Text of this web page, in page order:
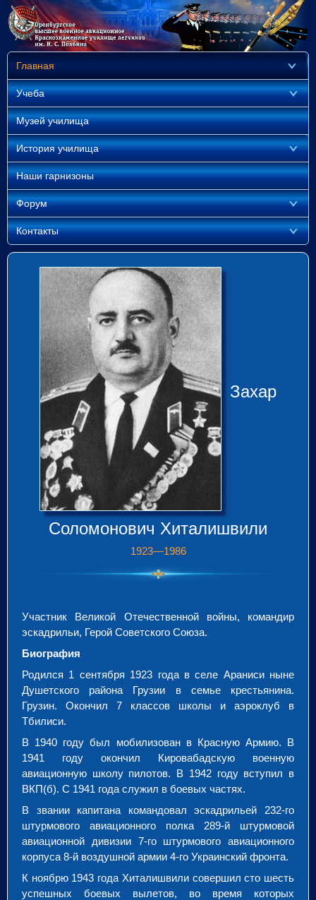
Главная
Учеба
Музей училища
История училища
Наши гарнизоны
Форум
Контакты
Захар
Соломонович Хиталишвили
1923—1986
Участник Великой Отечественной войны, командир
эскадрильи, Герой Советского Союза.
Биография
Родился 1 сентября 1923 года в селе Араниси ныне
Душетского района Грузии в семье крестьянина.
Грузин. Окончил 7 классов школы и аэроклуб в
Тбилиси.
В 1940 году был мобилизован в Красную Армию. В
1941 году окончил Кировабадскую военную
авиационную школу пилотов. В 1942 году вступил в
ВКП(б). С 1941 года служил в боевых частях.
В звании капитана командовал эскадрильей 232-го
штурмового авиационного полка 289-й штурмовой
авиационной дивизии 7-го штурмового авиационного
корпуса 8-й воздушной армии 4-го Украинский фронта.
К ноябрю 1943 года Хиталишвили совершил сто шесть
успешных боевых вылетов, во время которых